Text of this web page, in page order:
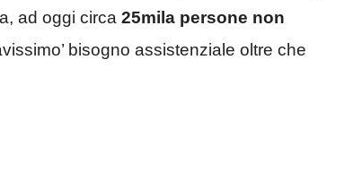
ad oggi circa 25mila persone non
bisogno assistenziale oltre che